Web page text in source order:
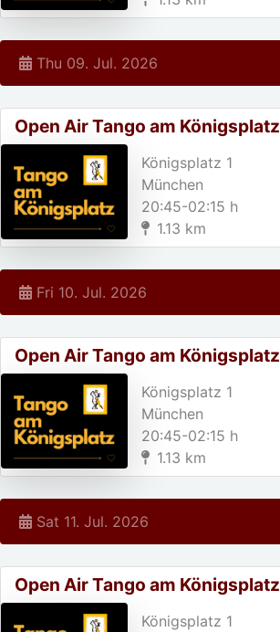
Thu 09. Jul. 2026
Open Air Tango am Königsplatz
Königsplatz 1
München
20:45-02:15 h
1.13 km
Fri 10. Jul. 2026
Open Air Tango am Königsplatz
Königsplatz 1
München
20:45-02:15 h
1.13 km
Sat 11. Jul. 2026
Open Air Tango am Königsplatz
Königsplatz 1